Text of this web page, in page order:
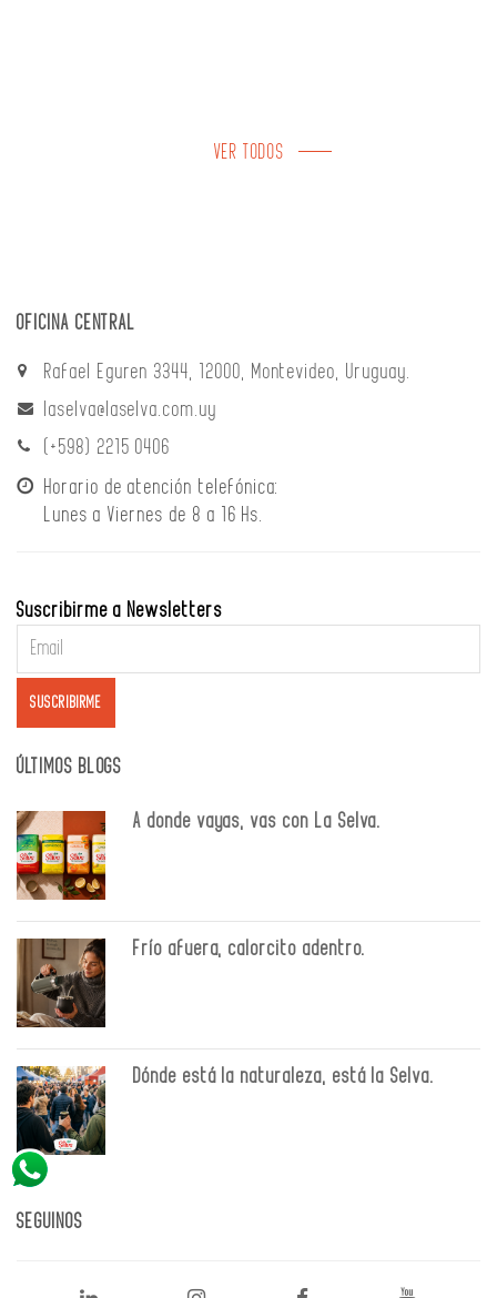
VER TODOS
OFICINA CENTRAL
Rafael Eguren 3344, 12000, Montevideo, Uruguay.
laselva@laselva.com.uy
(+598) 2215 0406
Horario de atención telefónica:
Lunes a Viernes de 8 a 16 Hs.
Suscribirme a Newsletters
ÚLTIMOS BLOGS
A donde vayas, vas con La Selva.
Frío afuera, calorcito adentro.
Dónde está la naturaleza, está la Selva.
SEGUINOS